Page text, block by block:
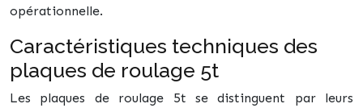
opérationnelle.
Caractéristiques techniques des
plaques de roulage 5t
Les plaques de roulage 5t se distinguent par leurs